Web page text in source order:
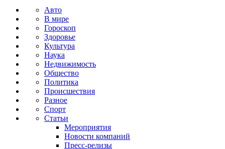
Авто
В мире
Гороскоп
Здоровье
Культура
Наука
Недвижимость
Общество
Политика
Происшествия
Разное
Спорт
Статьи
Мероприятия
Новости компаний
Пресс-релизы